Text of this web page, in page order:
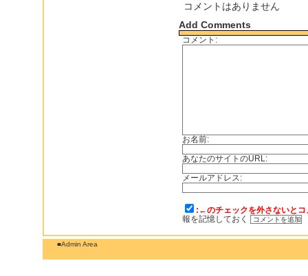
コメントはありません
Add Comments
コメント:
お名前:
あなたのサイトのURL:
メールアドレス:
:←のチェックを外さないと
報を記憶しておく
■Admin Area